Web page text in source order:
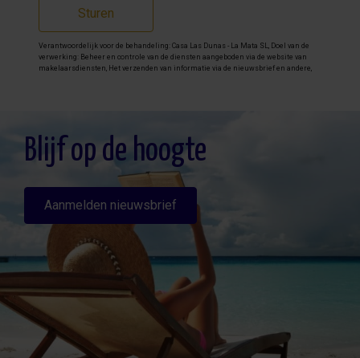
Sturen
Verantwoordelijk voor de behandeling: Casa Las Dunas - La Mata SL, Doel van de
verwerking: Beheer en controle van de diensten aangeboden via de website van
makelaarsdiensten, Het verzenden van informatie via de nieuwsbrief en andere,
gedetailleerde informatie over gegevensbescherming kan
geraadpleegd
Blijf op de hoogte
Aanmelden nieuwsbrief